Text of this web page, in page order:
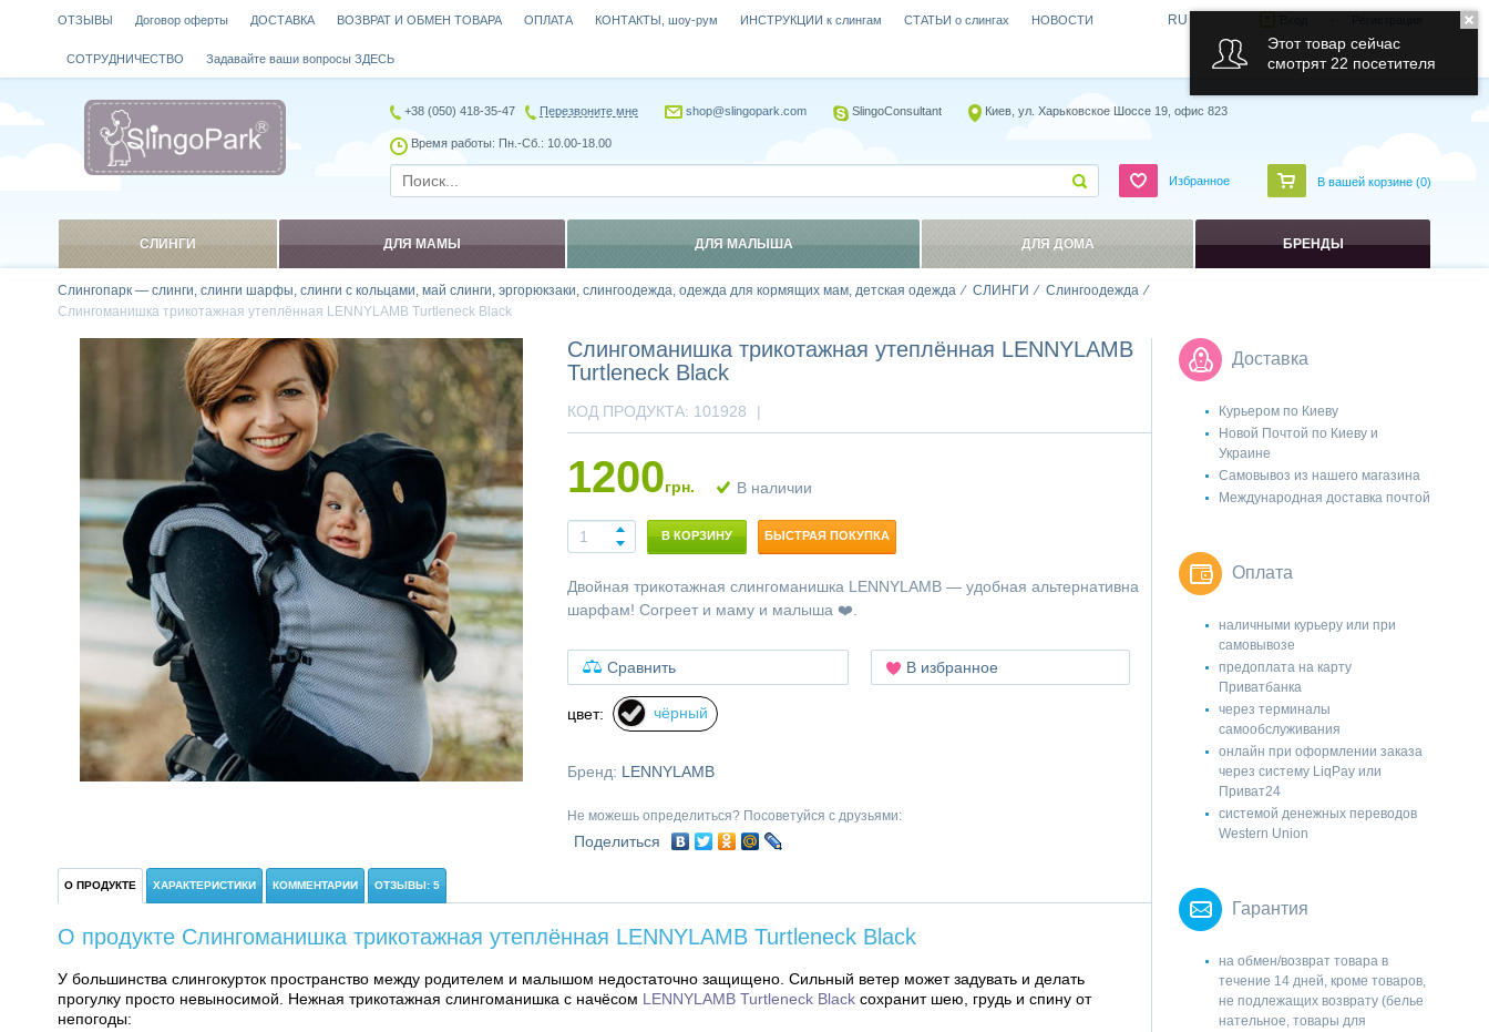
Слингопарк — слинги, слинги шарфы, слинги с кольцами, май слинги, эргорюкзаки, слингоодежда, одежда для кормящих мам, детская одежда СЛИНГИ
Слингоодежда
Слингоманишка трикотажная утеплённая LENNYLAMB Turtleneck Black
Слингоманишка трикотажная утеплённая LENNYLAMB
Turtleneck Black
КОД ПРОДУКТА: 101928 |
1200грн. В наличии
В КОРЗИНУ БЫСТРАЯ ПОКУПКА
Двойная трикотажная слингоманишка LENNYLAMB — удобная альтернативна
шарфам! Согреет и маму и малыша ❤️.
Сравнить В избранное
цвет: чёрный
Бренд: LENNYLAMB
Не можешь определиться? Посоветуйся с друзьями:
Поделиться
О ПРОДУКТЕ ХАРАКТЕРИСТИКИ КОММЕНТАРИИ ОТЗЫВЫ: 5
О продукте Слингоманишка трикотажная утеплённая LENNYLAMB Turtleneck Black
У большинства слингокурток пространство между родителем и малышом недостаточно защищено. Сильный ветер может задувать и делать
прогулку просто невыносимой. Нежная трикотажная слингоманишка с начёсом LENNYLAMB Turtleneck Black сохранит шею, грудь и спину от
непогоды:
Доставка
Курьером по Киеву
Новой Почтой по Киеву и
Украине
Самовывоз из нашего магазина
Международная доставка почтой
Оплата
наличными курьеру или при
самовывозе
предоплата на карту
Приватбанка
через терминалы
самообслуживания
онлайн при оформлении заказа
через систему LiqPay или
Приват24
системой денежных переводов
Western Union
Гарантия
на обмен/возврат товара в
течение 14 дней, кроме товаров,
не подлежащих возврату (белье
нательное, товары для
ОТЗЫВЫ Договор оферты ДОСТАВКА ВОЗВРАТ И ОБМЕН ТОВАРА ОПЛАТА КОНТАКТЫ, шоу-рум ИНСТРУКЦИИ к слингам СТАТЬИ о слингах НОВОСТИ
СОТРУДНИЧЕСТВО Задавайте ваши вопросы ЗДЕСЬ
RU
+38 (050) 418-35-47 Перезвоните мне shop@slingopark.com SlingoConsultant Киев, ул. Харьковское Шоссе 19, офис 823
Время работы: Пн.-Сб.: 10.00-18.00
Избранное В вашей корзине (0)
СЛИНГИ ДЛЯ МАМЫ ДЛЯ МАЛЫША ДЛЯ ДОМА БРЕНДЫ
Этот товар сейчас
смотрят 22 посетителя